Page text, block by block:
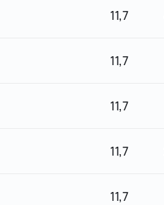
11,7
11,7
11,7
11,7
11,7